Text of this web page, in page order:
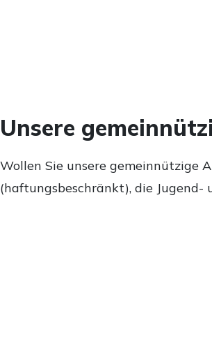
Unsere
Wollen Sie unsere gemeinnützige
(haftungsbeschränkt), die